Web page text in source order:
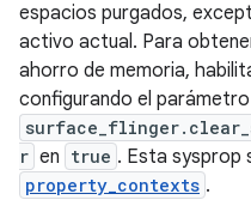
espacios purgados,
activo actual. Para
ahorro de memoria,
configurando el
r en true . Esta sysprop
property_contexts .